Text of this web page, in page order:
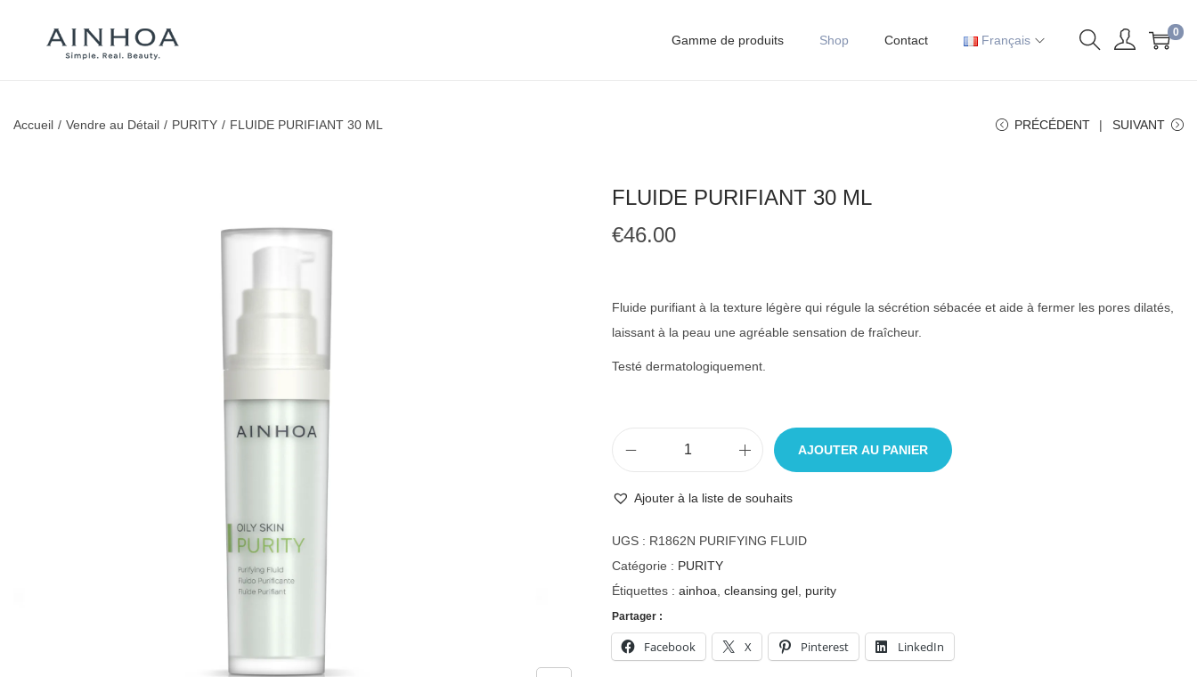
Gamme de produits Shop Contact Français
0
Accueil / Vendre au Détail / PURITY / FLUIDE PURIFIANT 30 ML PRÉCÉDENT SUIVANT
FLUIDE PURIFIANT 30 ML
€46.00
Fluide purifiant à la texture légère qui régule la sécrétion sébacée et aide à fermer les pores dilatés,
laissant à la peau une agréable sensation de fraîcheur.
Testé dermatologiquement.
AJOUTER AU PANIER
Ajouter à la liste de souhaits
UGS : R1862N PURIFYING FLUID
Catégorie : PURITY
Étiquettes : ainhoa cleansing gel purity
Partager :
Facebook X Pinterest LinkedIn